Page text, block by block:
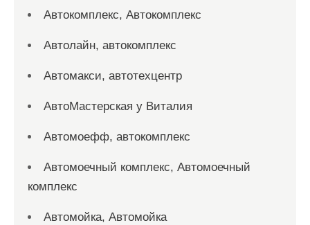
Автокомплекс, Автокомплекс
Автолайн, автокомплекс
Автомакси, автотехцентр
АвтоМастерская у Виталия
Автомоефф, автокомплекс
Автомоечный комплекс, Автомоечный
комплекс
Автомойка, Автомойка